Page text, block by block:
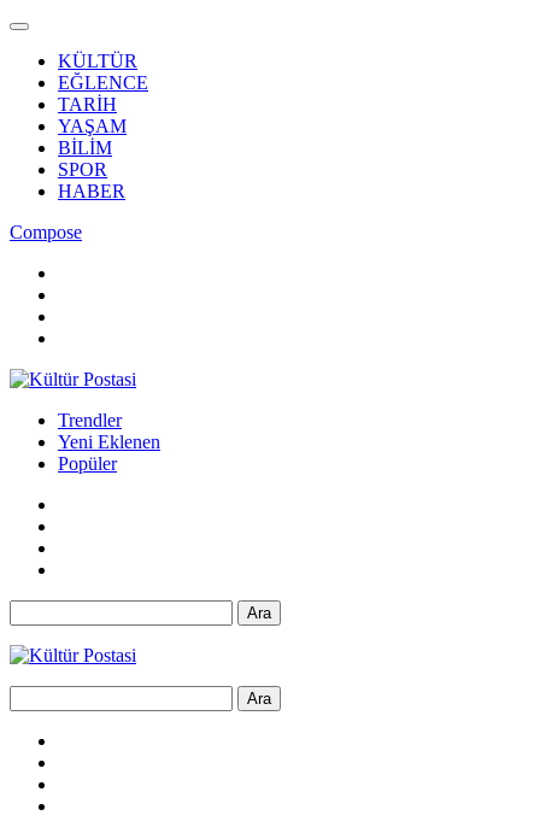
KÜLTÜR
EĞLENCE
TARİH
YAŞAM
BİLİM
SPOR
HABER
Compose
Trendler
Yeni Eklenen
Popüler
Ara
Ara